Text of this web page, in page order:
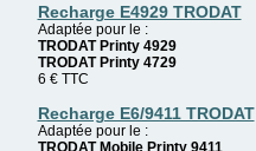
Recharge E4929 TRODAT
Adaptée pour le :
TRODAT Printy 4929
TRODAT Printy 4729
6 €TTC
Recharge E6/9411 TRODAT
Adaptée pour le :
TRODAT Mobile Printy 9411